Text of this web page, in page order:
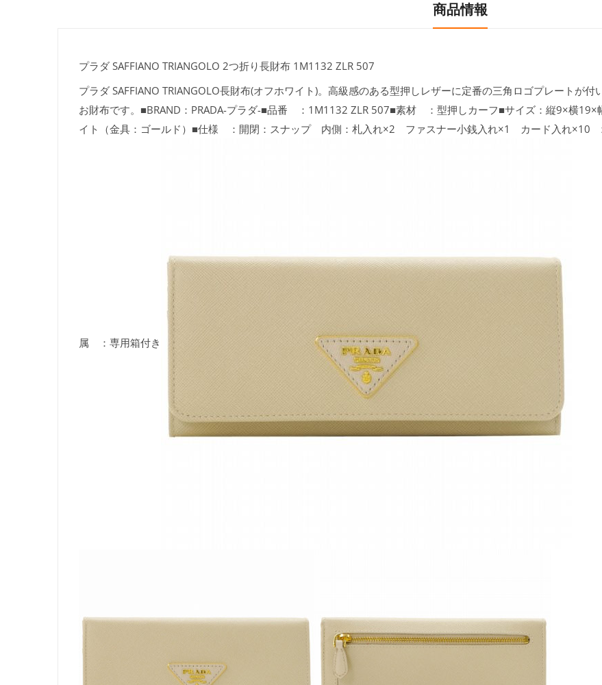
商品情報
プラダ SAFFIANO TRIANGOLO 2つ折り長財布 1M1132 ZLR 507
プラダ SAFFIANO TRIANGOLO長財布(オフホワイト)。高級感のある型押しレザーに定番の三角ロゴプレートが付
お財布です。■BRAND：PRADA-プラダ-■品番 ：1M1132 ZLR 507■素材 ：型押しカーフ■サイズ：縦9×横19×
イト（金具：ゴールド）■仕様 ：開閉：スナップ 内側：札入れ×2 ファスナー小銭入れ×1 カード入れ×10
属 ：専用箱付き